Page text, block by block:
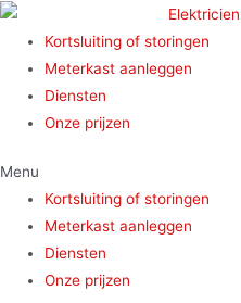
Doorgaan
naar
inhoud
Kortsluiting of storingen
Meterkast aanleggen
Diensten
Onze prijzen
Menu
Kortsluiting of storingen
Meterkast aanleggen
Diensten
Onze prijzen